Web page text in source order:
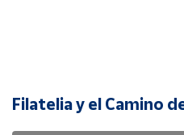
Filatelia y el Camino